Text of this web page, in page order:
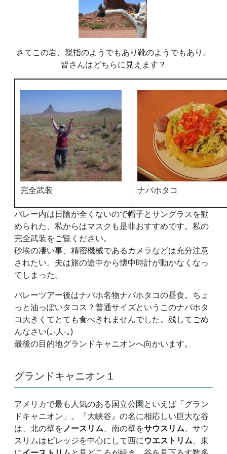
さてこの岩、親指のようでもあり靴のようでもあり。
皆さんはどちらに見えます？
完全武装 ナバホタコ
バレー内は日陰が全くないので帽子とサングラスを勧
められた、私からはマスクも是非おすすめです。私の
完全武装をご覧ください。
砂埃の凄い事、精密機械であるカメラなどは充分注意
されたい。夫は旅の途中から懐中時計が動かなくなっ
てしまった。
バレーツアー後はナバホ名物ナバホタコの昼食。ちょ
っと油っぽいタコス？普通サイズというこのナバホタ
コ大きくてとても食べきれませんでした。残してごめ
んなさい(｡-人-｡)
最後の目的地グランドキャニオンへ向かいます。
グランドキャニオン１
アメリカで最も人気のある国立公園といえば「グラン
ドキャニオン」。『大峡谷』の名に相応しい巨大な谷
は、北の壁をノースリム、南の壁をサウスリム、サウ
スリムはビレッジを中心にして西にウエストリム、東